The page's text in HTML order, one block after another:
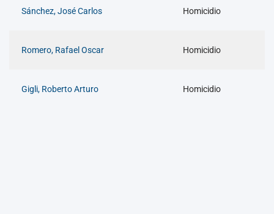
Sánchez, José Carlos Homicidio
Romero, Rafael Oscar Homicidio
Gigli, Roberto Arturo Homicidio